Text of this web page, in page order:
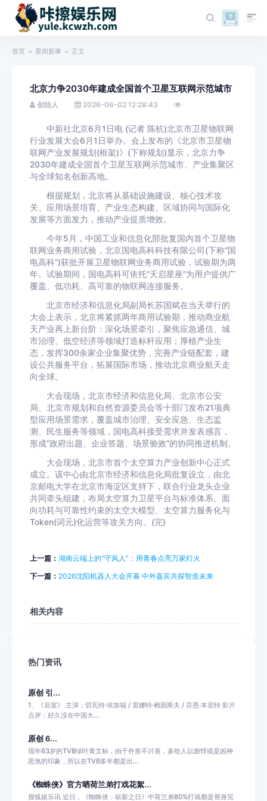
首页 星闻新事 正文
北京力争2030年建成全国首个卫星互联网示范城市
创始人 2026-06-02 12:28:43
中新社北京6月1日电 (记者 陈杭)北京市卫星物联网
行业发展大会6月1日举办。会上发布的《北京市卫星物
联网产业发展规划(框架)》(下称规划)显示，北京力争
2030年建成全国首个卫星互联网示范城市、产业集聚区
与全球知名创新高地。
根据规划，北京将从基础设施建设、核心技术攻
关、应用场景培育、产业生态构建、区域协同与国际化
发展等方面发力，推动产业提质增效。
今年5月，中国工业和信息化部批复国内首个卫星物
联网业务商用试验，北京国电高科科技有限公司(下称“国
电高科”)获批开展卫星物联网业务商用试验，试验期为两
年。试验期间，国电高科可依托“天启星座”为用户提供广
覆盖、低功耗、高可靠的物联网连接服务。
北京市经济和信息化局副局长苏国斌在当天举行的
大会上表示，北京将紧抓两年商用试验期，推动商业航
天产业再上新台阶：深化场景牵引，聚焦应急通信、城
市治理、低空经济等领域打造标杆应用；厚植产业生
态，发挥300余家企业集聚优势，完善产业链配套，建
设公共服务平台，拓展国际市场，推动北京商业航天走
向全球。
大会现场，北京市经济和信息化局、北京市公安
局、北京市规划和自然资源委员会等十部门发布21项典
型应用场景需求，覆盖城市治理、安全应急、生态监
测、民生服务等领域，国电高科接受需求并发表感言，
形成“政府出题、企业答题、场景验效”的协同推进机制。
大会现场，北京市首个太空算力产业创新中心正式
成立。该中心由北京市经济和信息化局批复设立，由北
京邮电大学在北京市海淀区支持下，联合行业龙头企业
共同牵头组建，布局太空算力卫星平台与标准体系、面
向功耗与可靠性约束的太空大模型、太空算力服务化与
Token(词元)化运营等攻关方向。(完)
上一篇： 湖南云端上的“守风人”：用青春点亮万家灯火
下一篇： 2026沈阳机器人大会开幕 中外嘉宾共探智造未来
相关内容
热门资讯
原创 引...
1、《后室》 主演：切瓦特·埃加福 / 雷娜特·赖因斯夫 / 芬恩·本尼特 影片
点评：好久没在中国大...
原创 6...
现年63岁的TVB绿叶黄文标，由于外形不讨喜，多给人以彪悍或是凶神
恶煞的印象，所以在TVB多年都是出...
《蜘蛛侠》官方晒荷兰弟打戏花絮...
搜狐娱乐讯 近日，《蜘蛛侠：崭新之日》中荷兰弟80%打戏都是替身完